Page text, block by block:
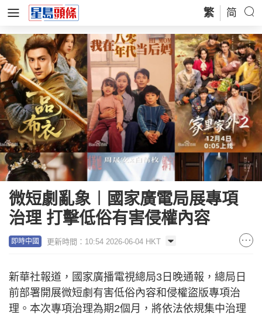
繁 简
微短劇亂象︱國家廣電局展專項
治理 打擊低俗有害侵權內容
即時中國 更新時間：10:54 2026-06-04 HKT
新華社報道，國家廣播電視總局3日晚通報，總局日
前部署開展微短劇有害低俗內容和侵權盜版專項治
理。本次專項治理為期2個月，將依法依規集中治理